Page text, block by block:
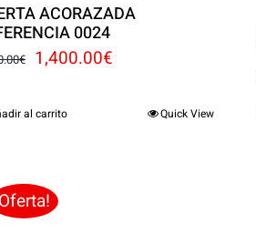
ACORAZADA
0024
€ El
original
2,500.00€.
1,400.00€
actual
al carrito Quick View
Oferta!